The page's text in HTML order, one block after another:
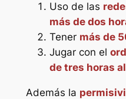
Uso de las
más de dos
Tener más de
Jugar con el
de tres horas
Además la